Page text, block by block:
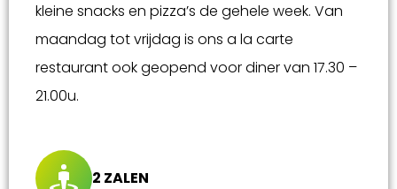
kleine snacks en pizza’s de gehele week. Van
maandag tot vrijdag is ons a la carte
restaurant ook geopend voor diner van 17.30 –
21.00u.
2 ZALEN